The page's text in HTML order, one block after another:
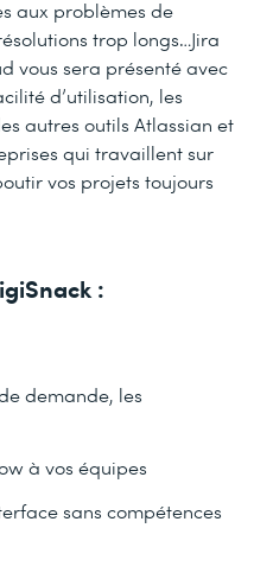
aux problèmes de
trop longs…Jira
vous sera présenté avec
d’utilisation, les
autres outils Atlassian et
qui travaillent sur
vos projets toujours
:
demande, les
à vos équipes
sans compétences